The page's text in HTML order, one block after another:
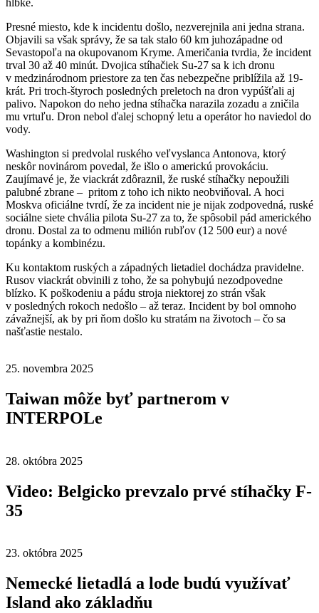
Presné miesto, kde k incidentu došlo, nezverejnila ani jedna strana.
Objavili sa však správy, že sa tak stalo 60 km juhozápadne od
Sevastopoľa na okupovanom Kryme. Američania tvrdia, že incident
trval 30 až 40 minút. Dvojica stíhačiek Su-27 sa k ich dronu
v medzinárodnom priestore za ten čas nebezpečne priblížila až 19-
krát. Pri troch-štyroch posledných preletoch na dron vypúšťali aj
palivo. Napokon do neho jedna stíhačka narazila zozadu a zničila
mu vrtuľu. Dron nebol ďalej schopný letu a operátor ho naviedol do
vody.
Washington si predvolal ruského veľvyslanca Antonova, ktorý
neskôr novinárom povedal, že išlo o americkú provokáciu.
Zaujímavé je, že viackrát zdôraznil, že ruské stíhačky nepoužili
palubné zbrane – pritom z toho ich nikto neobviňoval. A hoci
Moskva oficiálne tvrdí, že za incident nie je nijak zodpovedná, ruské
sociálne siete chvália pilota Su-27 za to, že spôsobil pád amerického
dronu. Dostal za to odmenu milión rubľov (12 500 eur) a nové
topánky a kombinézu.
Ku kontaktom ruských a západných lietadiel dochádza pravidelne.
Rusov viackrát obvinili z toho, že sa pohybujú nezodpovedne
blízko. K poškodeniu a pádu stroja niektorej zo strán však
v posledných rokoch nedošlo – až teraz. Incident by bol omnoho
závažnejší, ak by pri ňom došlo ku stratám na životoch – čo sa
našťastie nestalo.
25. novembra 2025
Taiwan môže byť partnerom v
INTERPOLe
28. októbra 2025
Video: Belgicko prevzalo prvé stíhačky F-
35
23. októbra 2025
Nemecké lietadlá a lode budú využívať
Island ako základňu